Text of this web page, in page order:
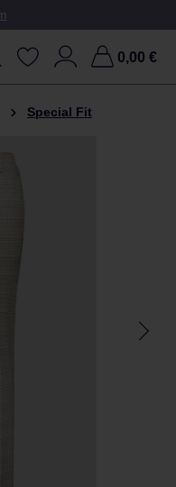
0,00 €
Special Fit